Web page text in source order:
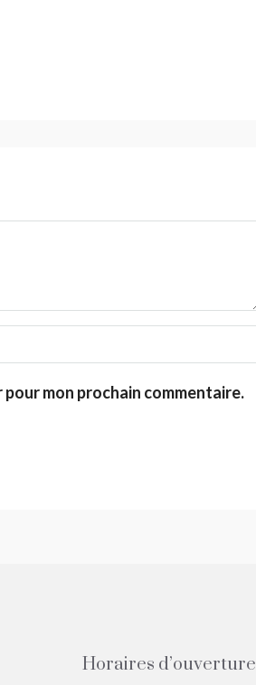
mon prochain commentaire.
Horaires d’ouverture